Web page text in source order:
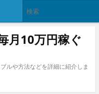
月10万円稼ぐ
ルや方法などを詳細に紹介しま